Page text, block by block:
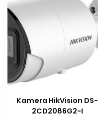
Kamera HikVision DS-
2CD2086G2-I